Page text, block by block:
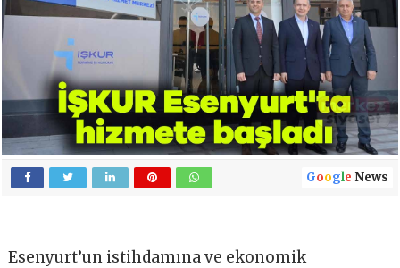
Google News
Esenyurt’un istihdamına ve ekonomik